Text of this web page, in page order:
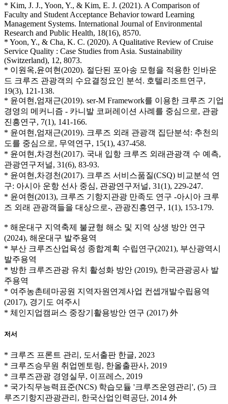
* Kim, J. J., Yoon, Y., & Kim, E. J. (2021). A Comparison of
Faculty and Student Acceptance Behavior toward Learning
Management Systems. International Journal of Environmental
Research and Public Health, 18(16), 8570.
* Yoon, Y., & Cha, K. C. (2020). A Qualitative Review of Cruise
Service Quality : Case Studies from Asia. Sustainability
(Switzerland), 12, 8073.
* 이원옥,윤여현(2020). 절단된 포아송 모형을 적용한 인바운
드 크루즈 관광객의 수요결정요인 분석. 호텔리조트연구,
19(3), 121-138.
* 윤여현,엄재근(2019). ser-M Framework를 이용한 크루즈 기업
경영의 메커니즘 - 카니발 코퍼레이션 사례를 중심으로, 관광
진흥연구, 7(1), 141-166.
* 윤여현,엄재근(2019). 크루즈 외래 관광객 집단분석: 추천의
도를 중심으로, 무역연구, 15(1), 437-458.
* 윤여현,차경천(2017). 국내 입항 크루즈 외래관광객 수 예측,
관광연구저널, 31(6), 83-93.
* 윤여현,차경천(2017). 크루즈 서비스품질(CSQ) 비교분석 연
구: 아시아 운항 선사 중심, 관광연구저널, 31(1), 229-247.
* 윤여현(2013), 크루즈 기항지관광 만족도 연구 -아시아 크루
즈 외래 관광객들을 대상으로-, 관광진흥연구, 1(1), 153-179.
* 해운대구 지역축제 불균형 해소 및 지역 상생 방안 연구
(2024), 해운대구 발주용역
* 부산 크루즈산업육성 종합계획 수립연구(2021), 부산광역시
발주용역
* 방한 크루즈관광 유치 활성화 방안 (2019), 한국관광공사 발
주용역
* 여주농촌테마공원 지역자원연계사업 컨셉개발수립용역
(2017), 경기도 여주시
* 체인지업캠퍼스 중장기활용방안 연구 (2017) 外
저서
* 크루즈 프론트 관리, 도서출판 한글, 2023
* 크루즈승무원 취업멘토링, 한올출판사, 2019
* 크루즈관광 경영실무, 이프레스, 2019
* 국가직무능력표준(NCS) 학습모듈 '크루즈운영관리', (5) 크
루즈기항지관광관리, 한국산업인력공단, 2014 外